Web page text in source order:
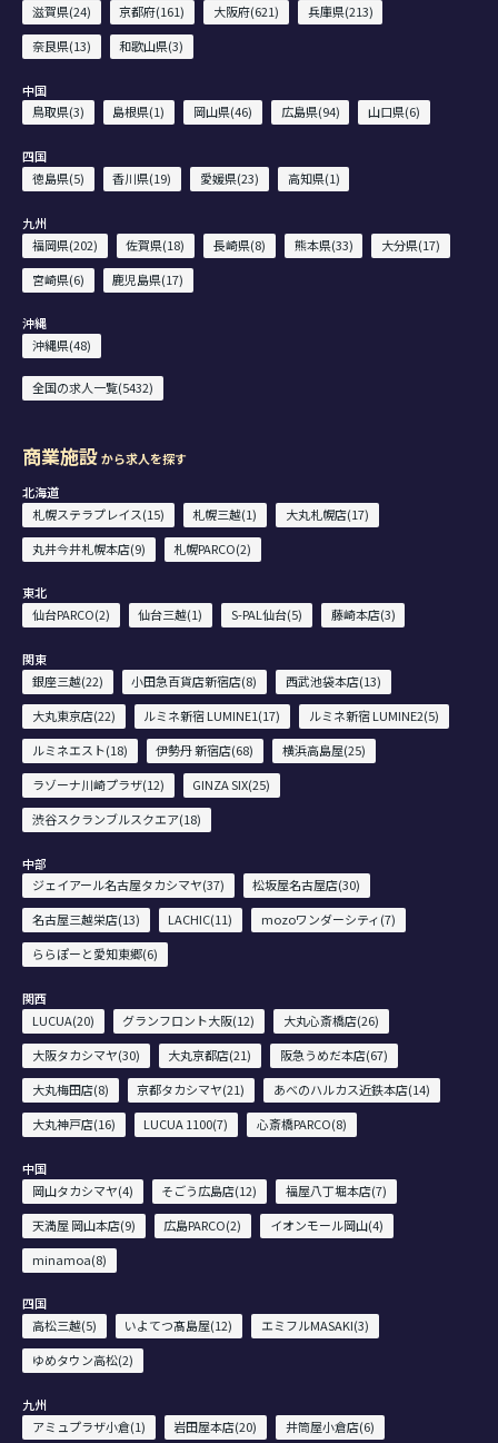
滋賀県(24)
京都府(161) 大阪府(621)
兵庫県(213)
奈良県(13)
和歌山県(3)
中国
鳥取県(3)
島根県(1) 岡山県(46) 広島県(94) 山口県(6)
四国
徳島県(5)
香川県(19) 愛媛県(23) 高知県(1)
九州
福岡県(202)
佐賀県(18) 長崎県(8) 熊本県(33)
大分県(17)
宮崎県(6)
鹿児島県(17)
沖縄
沖縄県(48)
全国の求人一覧(5432)
商業施設から求人を探す
北海道
札幌ステラプレイス(15)
札幌三越(1)
大丸札幌店(17)
丸井今井札幌本店(9)
札幌PARCO(2)
東北
仙台PARCO(2)
仙台三越(1) S-PAL仙台(5) 藤崎本店(3)
関東
銀座三越(22)
小田急百貨店新宿店(8)
西武池袋本店(13)
大丸東京店(22)
ルミネ新宿 LUMINE1(17)
ルミネ新宿 LUMINE2(5)
ルミネエスト(18)
伊勢丹 新宿店(68)
横浜高島屋(25)
ラゾーナ川崎プラザ(12)
GINZA SIX(25)
渋谷スクランブルスクエア(18)
中部
ジェイアール名古屋タカシマヤ(37)
松坂屋名古屋店(30)
名古屋三越栄店(13)
LACHIC(11)
mozoワンダーシティ(7)
ららぽーと愛知東郷(6)
関西
LUCUA(20)
グランフロント大阪(12)
大丸心斎橋店(26)
大阪タカシマヤ(30)
大丸京都店(21)
阪急うめだ本店(67)
大丸梅田店(8)
京都タカシマヤ(21)
あべのハルカス近鉄本店(14)
大丸神戸店(16)
LUCUA 1100(7) 心斎橋PARCO(8)
中国
岡山タカシマヤ(4)
そごう広島店(12)
福屋八丁堀本店(7)
天満屋 岡山本店(9)
広島PARCO(2)
イオンモール岡山(4)
minamoa(8)
四国
高松三越(5)
いよてつ髙島屋(12)
エミフルMASAKI(3)
ゆめタウン高松(2)
九州
アミュプラザ小倉(1)
岩田屋本店(20) 井筒屋小倉店(6)